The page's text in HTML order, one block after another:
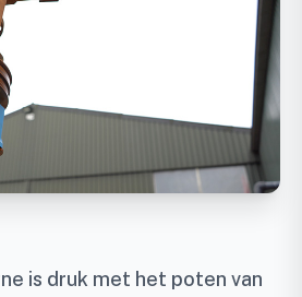
is druk met het poten van